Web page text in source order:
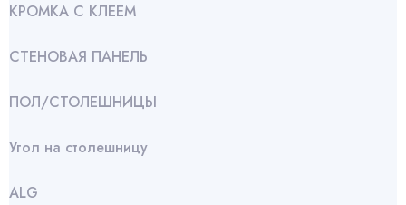
КРОМКА С КЛЕЕМ
СТЕНОВАЯ ПАНЕЛЬ
ПОЛ/СТОЛЕШНИЦЫ
Угол на столешницу
АLG